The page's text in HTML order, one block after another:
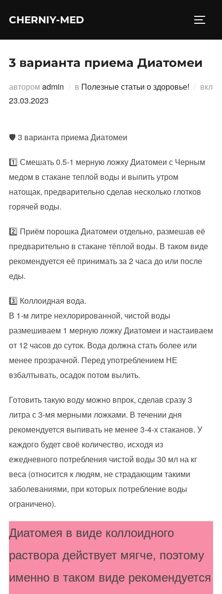
CHERNIY-MED
3 варианта приема Диатомеи
автором admin в Полезные статьи о здоровье!
вкл
Опубликовано
23.03.2023
🛡️ 3 варианта приема Диатомеи
1️⃣ Смешать 0.5-1 мерную ложку Диатомеи с Черным
медом в стакане теплой воды и выпить утром
натощак, предварительно сделав несколько глотков
горячей воды.
2️⃣ Приём порошка Диатомеи отдельно, размешав её
предварительно в стакане тёплой воды. В таком виде
рекомендуется её принимать за 2 часа до или после
еды.
3️⃣ Коллоидная вода.
В 1-м литре нехлорированной, чистой воды
размешиваем 1 мерную ложку Диатомеи и настаиваем
от 12 часов до суток. Вода должна стать более или
менее прозрачной. Перед употреблением НЕ
взбалтывать, осадок потом вылить.
Готовить такую воду можно впрок, сделав сразу 3
литра с 3-мя мерными ложками. В течении дня
рекомендуется выпивать не менее 3-4-х стаканов. У
каждого будет своё количество, исходя из
ежедневного потребления чистой воды 30 мл на кг
веса (относится к людям, не страдающим такими
заболеваниями, при которых потребление воды
ограничено).
Диатомея в виде коллоидного
раствора действует мягче, поэтому
именно в таком виде рекомендуется